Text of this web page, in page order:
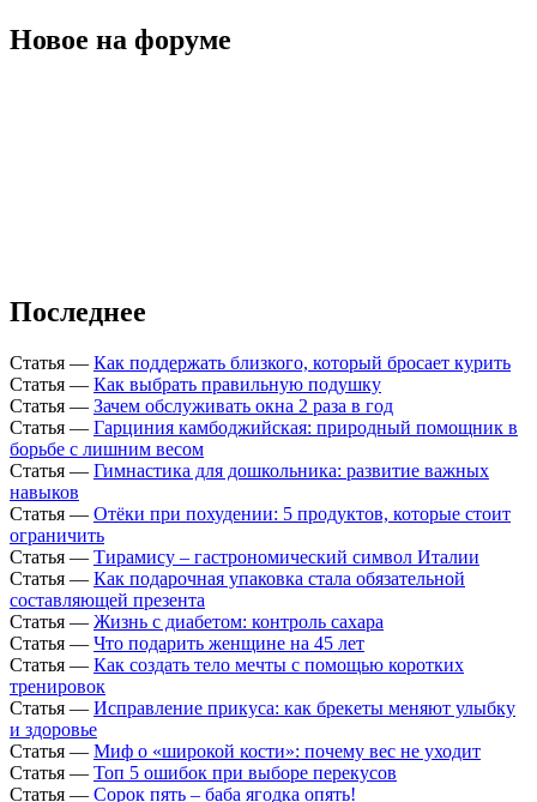
Новое на форуме
Последнее
Статья — Как поддержать близкого, который бросает курить
Статья — Как выбрать правильную подушку
Статья — Зачем обслуживать окна 2 раза в год
Статья — Гарциния камбоджийская: природный помощник в
борьбе с лишним весом
Статья — Гимнастика для дошкольника: развитие важных
навыков
Статья — Отёки при похудении: 5 продуктов, которые стоит
ограничить
Статья — Тирамису – гастрономический символ Италии
Статья — Как подарочная упаковка стала обязательной
составляющей презента
Статья — Жизнь с диабетом: контроль сахара
Статья — Что подарить женщине на 45 лет
Статья — Как создать тело мечты с помощью коротких
тренировок
Статья — Исправление прикуса: как брекеты меняют улыбку
и здоровье
Статья — Миф о «широкой кости»: почему вес не уходит
Статья — Топ 5 ошибок при выборе перекусов
Статья — Сорок пять – баба ягодка опять!